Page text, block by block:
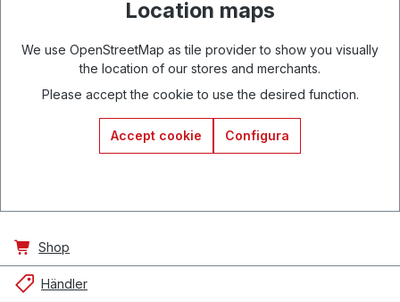
Location maps
We use OpenStreetMap as tile provider to show you visually
the location of our stores and merchants.
Please accept the cookie to use the desired function.
Accept cookie Configura
Shop
Händler